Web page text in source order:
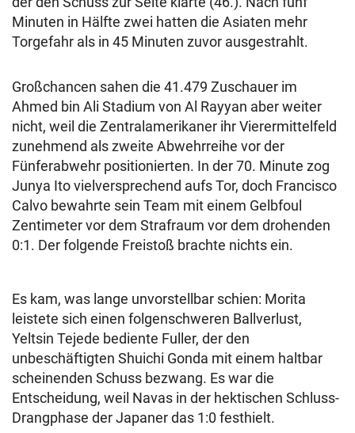
Minuten in Hälfte zwei hatten die Asiaten mehr
Torgefahr als in 45 Minuten zuvor ausgestrahlt.
Großchancen sahen die 41.479 Zuschauer im
Ahmed bin Ali Stadium von Al Rayyan aber weiter
nicht, weil die Zentralamerikaner ihr Vierermittelfeld
zunehmend als zweite Abwehrreihe vor der
Fünferabwehr positionierten. In der 70. Minute zog
Junya Ito vielversprechend aufs Tor, doch Francisco
Calvo bewahrte sein Team mit einem Gelbfoul
Zentimeter vor dem Strafraum vor dem drohenden
0:1. Der folgende Freistoß brachte nichts ein.
Es kam, was lange unvorstellbar schien: Morita
leistete sich einen folgenschweren Ballverlust,
Yeltsin Tejede bediente Fuller, der den
unbeschäftigten Shuichi Gonda mit einem haltbar
scheinenden Schuss bezwang. Es war die
Entscheidung, weil Navas in der hektischen Schluss-
Drangphase der Japaner das 1:0 festhielt.